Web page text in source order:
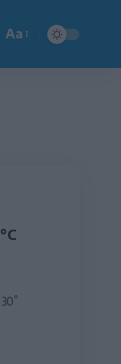
Redimensionador
de
Aa
°C
30°